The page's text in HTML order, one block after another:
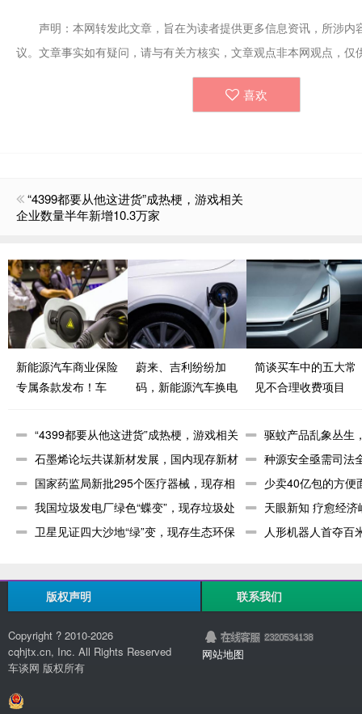
声明：本网转发此文章，旨在为读者提供更多信息资讯，所涉内
议。文章事实如有疑问，请与有关方核实，文章观点非本网观点，仅
喜欢
“4399都要从他这进货”成热梗，游戏相关
企业数量半年新增10.3万家
新能源汽车商业保险
专属条款发布！车
桩均纳入保障范围
蔚来、吉利纷纷加
码，新能源汽车换电
简谈买车中的五大常
见不合理收费项目
“4399都要从他这进货”成热梗，游戏相关
企
驱蚊产品乱象丛生
业超97
石墨烯论坛共谋新材发展，国内现存新材
料相关企
种源安全亟需司法
相关企业
国家药监局新批295个医疗器械，现存相
关企业
少卖40亿包的方便
面相
我国垃圾发电厂绿色“蝶变”，现存垃圾处
理相关
天眼新知 疗愈经
市场的
卫星见证四大沙地“绿”变，现存生态环保
人形机器人首夺百
版权声明
Copyright ? 2010-2026
cqhjtx.cn, Inc. All Rights Reserved
车谈网 版权所有
联系我们
网站地图